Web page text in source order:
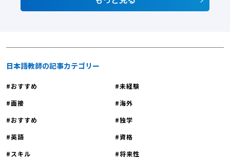
師のやりがいや魅力を解説！どんな人が向いている」でも同様のことを伝えて
語教師の仕事は、決して単調ではありません。新しい教授法、最新の言語学理
論、効果的な教材の開発など、常に学ぶべきことがあります。また、学生の多
て、日本語教師の仕事では、現状に満足することなく、常に学び続けることが
重要です。日本語教師は「教える」立場でありながら、同時に「学ぶ」立場で
のやりがいとは？やっぱりこの仕事が好き」や「日本語教師のやりがいについ
て解説しているサイト」でも同様のことを伝えています。 【日本語教師への
日本語教師の記事カテゴリー
おすすめ
未経験
面接
海外
おすすめ
独学
英語
資格
スキル
将来性